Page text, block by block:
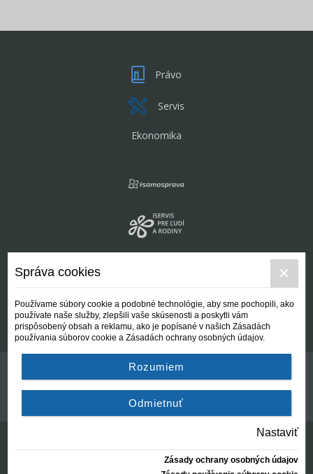
Právo
Servis
Ekonomika
Kontakt
Všeobecné podmienky
© Centrálna nezisková spoločnosť | since 2012
Správa cookies
Používame súbory cookie a podobné technológie, aby sme pochopili, ako
používate naše služby, zlepšili vaše skúsenosti a poskytli vám
prispôsobený obsah a reklamu, ako je popísané v našich Zásadách
používania súborov cookie a Zásadách ochrany osobných údajov.
Rozumiem
Odmietnuť
Nastaviť
Zásady ochrany osobných údajov